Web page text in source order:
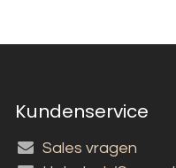
Kundenservice
Sales vragen